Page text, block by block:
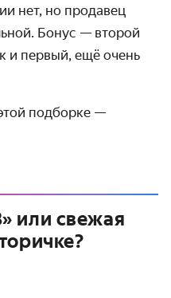
нет, но продавец
Бонус — второй
и первый, ещё очень
подборке —
или свежая